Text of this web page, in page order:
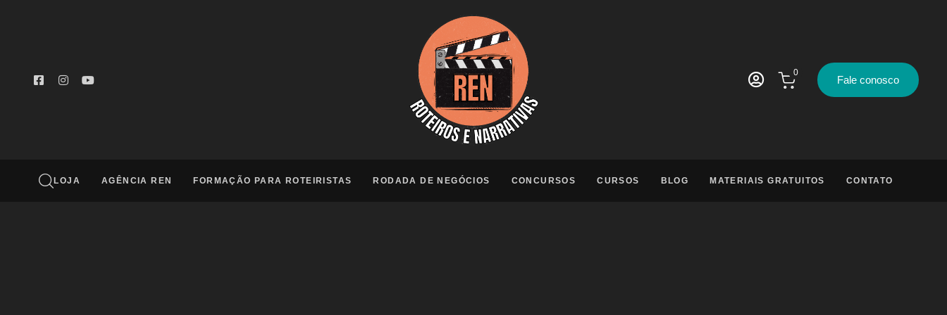
0
Fale conosco
LOJA AGÊNCIA REN FORMAÇÃO PARA ROTEIRISTAS RODADA DE NEGÓCIOS CONCURSOS CURSOS BLOG MATERIAIS GRATUITOS CONTATO